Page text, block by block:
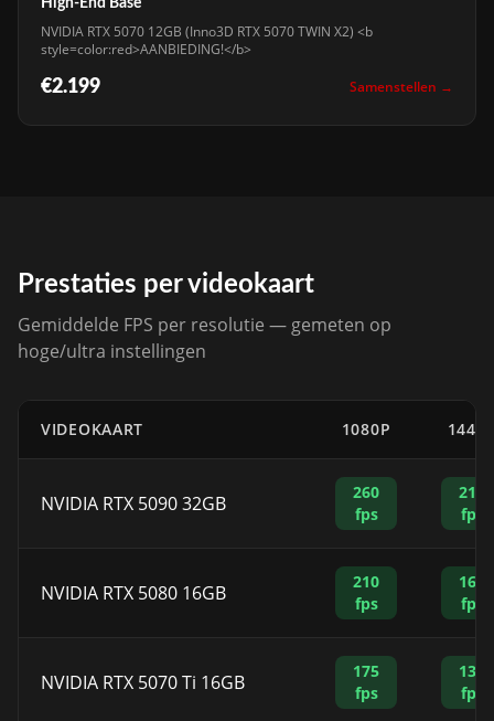
High-End Base
NVIDIA RTX 5070 12GB (Inno3D RTX 5070 TWIN X2) <b
style=color:red>AANBIEDING!</b>
€2.199 Samenstellen →
Prestaties per videokaart
Gemiddelde FPS per resolutie — gemeten op
hoge/ultra instellingen
VIDEOKAART 1080P
NVIDIA RTX 5090 32GB
260
fps
210
fps
NVIDIA RTX 5080 16GB
210
fps
168
fps
NVIDIA RTX 5070 Ti 16GB
175
fps
135
fps